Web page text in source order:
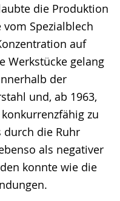
die Produktion
Spezialblech
auf
Werkstücke gelang
der
und, ab 1963,
zu
durch die Ruhr
als negativer
konnte wie die